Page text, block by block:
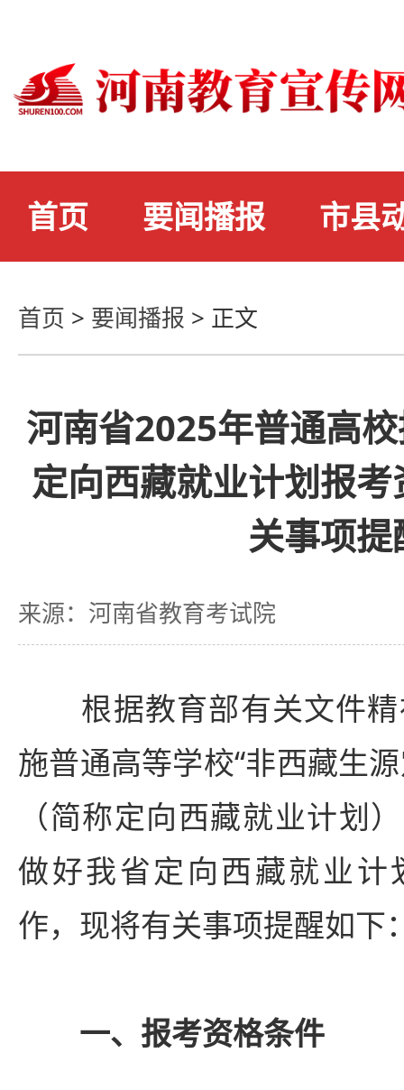
首页 要闻播报 市县
首页 > 要闻播报 > 正文
河南省2025年普通高
定向西藏就业计划报
关事项提
来源：河南省教育考试院
根据教育部有关文件精
施普通高等学校“非西藏生
（简称定向西藏就业计划
做好我省定向西藏就业计
作，现将有关事项提醒如下
一、报考资格条件